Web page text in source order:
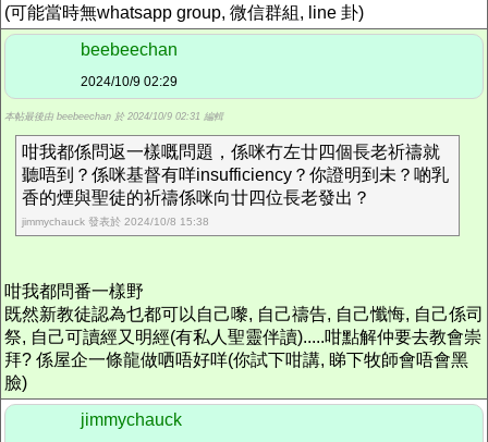
(可能當時無whatsapp group, 微信群組, line 卦)
beebeechan
2024/10/9 02:29
本帖最後由 beebeechan 於 2024/10/9 02:31 編輯
咁我都係問返一樣嘅問題，係咪冇左廿四個長老祈禱就
聽唔到？係咪基督有咩insufficiency？你證明到未？啲乳
香的煙與聖徒的祈禱係咪向廿四位長老發出？
jimmychauck 發表於 2024/10/8 15:38
咁我都問番一樣野
既然新教徒認為乜都可以自己嚟, 自己禱告, 自己懺悔, 自己係司
祭, 自己可讀經又明經(有私人聖靈伴讀).....咁點解仲要去教會崇
拜? 係屋企一條龍做哂唔好咩(你試下咁講, 睇下牧師會唔會黑
臉)
jimmychauck